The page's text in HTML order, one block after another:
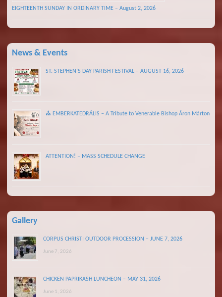
EIGHTEENTH SUNDAY IN ORDINARY TIME – August 2, 2026
News & Events
ST. STEPHEN’S DAY PARISH FESTIVAL – AUGUST 16, 2026
⛪ EMBERKATEDRÁLIS – A Tribute to Venerable Bishop Áron Márton
ATTENTION! – MASS SCHEDULE CHANGE
Gallery
CORPUS CHRISTI OUTDOOR PROCESSION – JUNE 7, 2026
June 7, 2026
CHICKEN PAPRIKASH LUNCHEON – MAY 31, 2026
June 1, 2026